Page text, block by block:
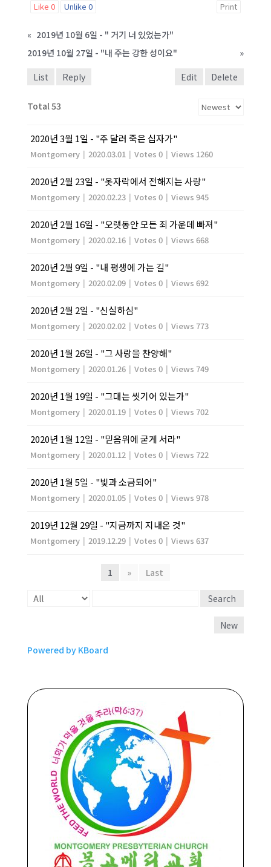
Like 0 Unlike 0 Print
« 2019년 10월 6일 - " 거기 너 있었는가"
2019년 10월 27일 - "내 주는 강한 성이요"
»
List
Reply Edit Delete
Total 53
2020년 3월 1일 - "주 달려 죽은 십자가"
Montgomery | 2020.03.01 | Votes 0 | Views 1260
2020년 2월 23일 - "옷자락에서 전해지는 사랑"
Montgomery | 2020.02.23 | Votes 0 | Views 945
2020년 2월 16일 - "오랫동안 모든 죄 가운데 빠져"
Montgomery | 2020.02.16 | Votes 0 | Views 668
2020년 2월 9일 - "내 평생에 가는 길"
Montgomery | 2020.02.09 | Votes 0 | Views 692
2020년 2월 2일 - "신실하심"
Montgomery | 2020.02.02 | Votes 0 | Views 773
2020년 1월 26일 - "그 사랑을 찬양해"
Montgomery | 2020.01.26 | Votes 0 | Views 749
2020년 1월 19일 - "그대는 씻기어 있는가"
Montgomery | 2020.01.19 | Votes 0 | Views 702
2020년 1월 12일 - "믿음위에 굳게 서라"
Montgomery | 2020.01.12 | Votes 0 | Views 722
2020년 1월 5일 - "빛과 소금되어"
Montgomery | 2020.01.05 | Votes 0 | Views 978
2019년 12월 29일 - "지금까지 지내온 것"
Montgomery | 2019.12.29 | Votes 0 | Views 637
1 » Last
Search
New
Powered by KBoard